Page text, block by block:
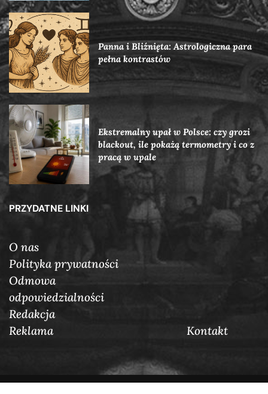
Panna i Bliźnięta: Astrologiczna para
pełna kontrastów
Ekstremalny upał w Polsce: czy grozi
blackout, ile pokażą termometry i co z
pracą w upale
PRZYDATNE LINKI
O nas
Polityka prywatności
Odmowa
odpowiedzialności
Redakcja
Reklama
Кontakt